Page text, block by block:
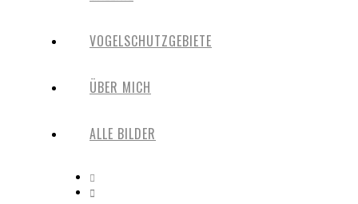
VOGELSCHUTZGEBIETE
ÜBER MICH
ALLE BILDER